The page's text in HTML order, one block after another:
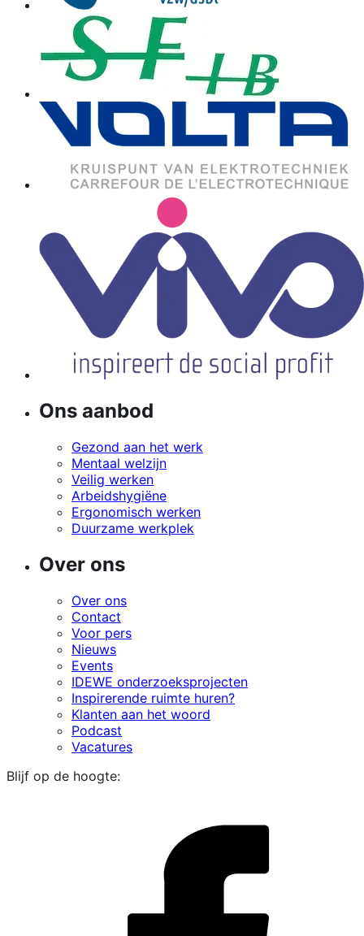
Ons aanbod
Gezond aan het werk
Mentaal welzijn
Veilig werken
Arbeidshygiëne
Ergonomisch werken
Duurzame werkplek
Over ons
Over ons
Contact
Voor pers
Nieuws
Events
IDEWE onderzoeksprojecten
Inspirerende ruimte huren?
Klanten aan het woord
Podcast
Vacatures
Blijf op de hoogte: